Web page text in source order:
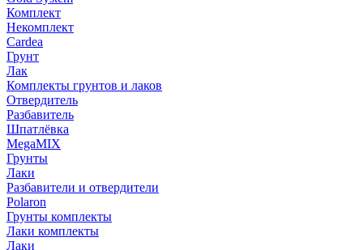
Комплект
Некомплект
Cardea
Грунт
Лак
Комплекты грунтов и лаков
Отвердитель
Разбавитель
Шпатлёвка
MegaMIX
Грунты
Лаки
Разбавители и отвердители
Polaron
Грунты комплекты
Лаки комплекты
Лаки